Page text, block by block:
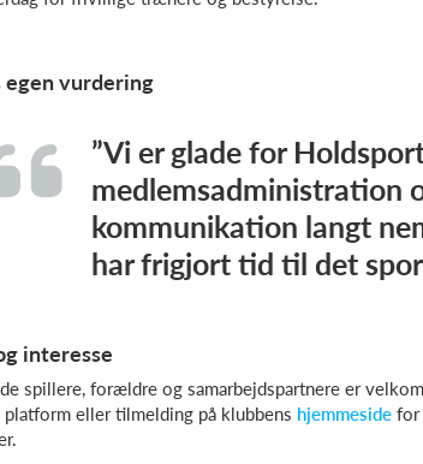
egen vurdering
”Vi er glade for
medlemsadministration
kommunikation langt
har frigjort tid til det
interesse
spillere, forældre og samarbejdspartnere er
eller tilmelding på klubbens hjemmeside for